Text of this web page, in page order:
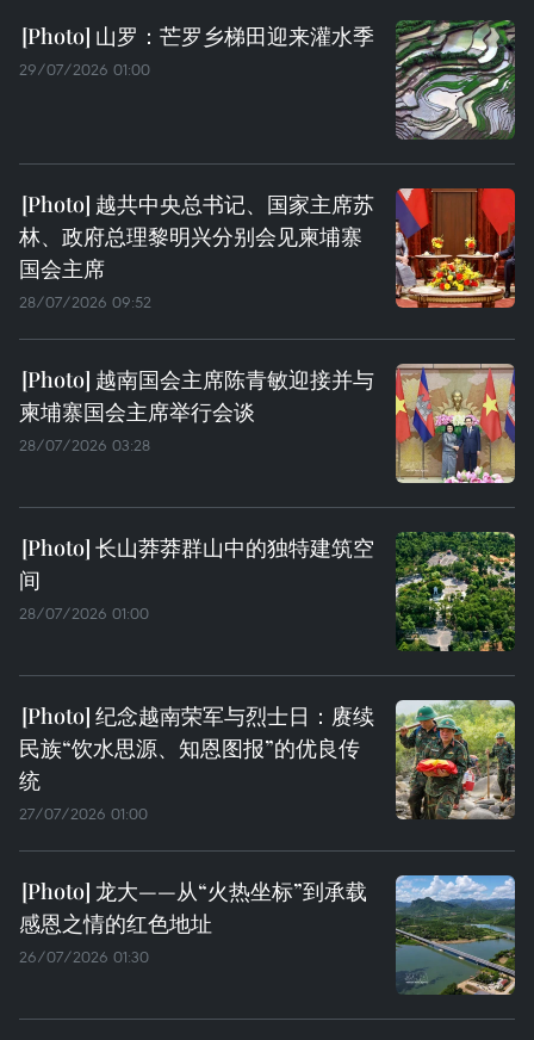
山罗：芒罗乡梯田迎来灌水季
29/07/2026 01:00
越共中央总书记、国家主席苏
林、政府总理黎明兴分别会见柬埔寨
国会主席
28/07/2026 09:52
越南国会主席陈青敏迎接并与
柬埔寨国会主席举行会谈
28/07/2026 03:28
长山莽莽群山中的独特建筑空
间
28/07/2026 01:00
纪念越南荣军与烈士日：赓续
民族“饮水思源、知恩图报”的优良传
统
27/07/2026 01:00
龙大——从“火热坐标”到承载
感恩之情的红色地址
26/07/2026 01:30